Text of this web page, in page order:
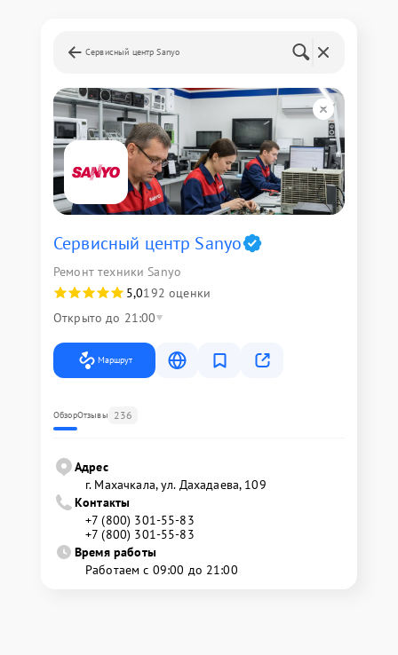
Сервисный центр Sanyo
Сервисный центр Sanyo
Ремонт техники Sanyo
5,0192 оценки
Открыто до 21:00
Маршрут
ОбзорОтзывы 236
Адрес
г. Махачкала, ул. Дахадаева, 109
Контакты
+7 (800) 301-55-83
+7 (800) 301-55-83
Время работы
Работаем с 09:00 до 21:00